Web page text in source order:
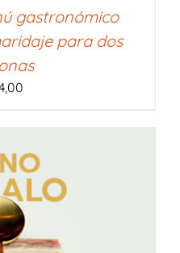
gastronómico
para dos